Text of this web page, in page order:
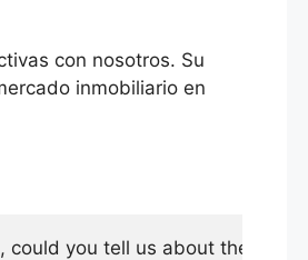
con nosotros. Su
inmobiliario en
you tell us about the